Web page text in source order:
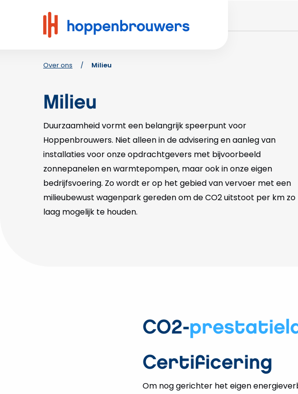
Hoppenbrouwers
Waar
leeft
Over ons / Milieu
Milieu
Duurzaamheid vormt een belangrijk speerpunt voor
Hoppenbrouwers. Niet alleen in de advisering en aanleg van
installaties voor onze opdrachtgevers met bijvoorbeeld
zonnepanelen en warmtepompen, maar ook in onze eigen
bedrijfsvoering. Zo wordt er op het gebied van vervoer met een
milieubewust wagenpark gereden om de CO2 uitstoot per km zo
laag mogelijk te houden.
CO2-
Certificering
Om nog gerichter het eigen